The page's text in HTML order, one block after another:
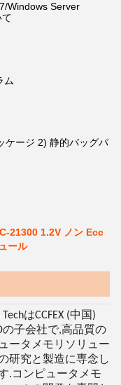
Windows Server
ム
ケージ 2) 静的バッグパ
21300 1.2V ノン Ecc
ール
TechはCCFEX (中国)
の子会社で,高品質の
ータメモリソリュー
研究と製造に専念し
.コンピュータメモ